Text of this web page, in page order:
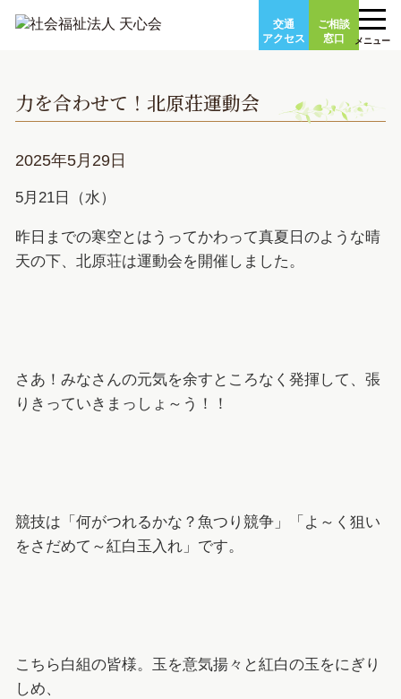
交通
アクセス
ご相談
窓口
メニュー
力を合わせて！北原荘運動会
2025年5月29日
5月21日（水）
昨日までの寒空とはうってかわって真夏日のような晴
天の下、北原荘は運動会を開催しました。
さあ！みなさんの元気を余すところなく発揮して、張
りきっていきまっしょ～う！！
競技は「何がつれるかな？魚つり競争」「よ～く狙い
をさだめて～紅白玉入れ」です。
こちら白組の皆様。玉を意気揚々と紅白の玉をにぎり
しめ、